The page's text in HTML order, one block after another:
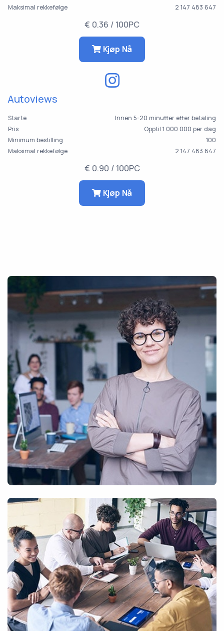
Maksimal rekkefølge
2 147 483 647
€ 0.36 / 100PC
Kjøp Nå
Autoviews
Starte
Innen 5-20 minutter etter betaling
Pris
Opptil 1 000 000 per dag
Minimum bestilling
100
Maksimal rekkefølge
2 147 483 647
€ 0.90 / 100PC
Kjøp Nå